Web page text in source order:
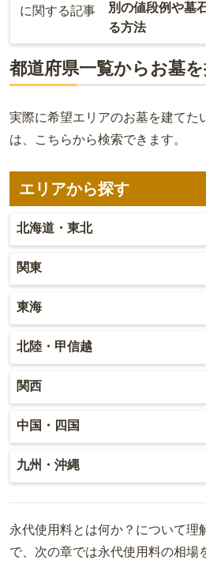
別の値段例や墓
る方法
都道府県一覧からお墓
実際に希望エリアのお墓を建てた
は、こちらから検索できます。
エリアから探す
北海道・東北
北海道
青森
岩手
山形
宮城
関東
東京
神奈川
千葉
茨城
栃木
東海
愛知
岐阜
三重
北陸・甲信越
富山
石川
山梨
新潟
長野
関西
大阪
兵庫
滋賀
中国・四国
岡山
鳥取
九州・沖縄
福岡
大分
永代使用料とは何か？について理
で、次の章では永代使用料の相場